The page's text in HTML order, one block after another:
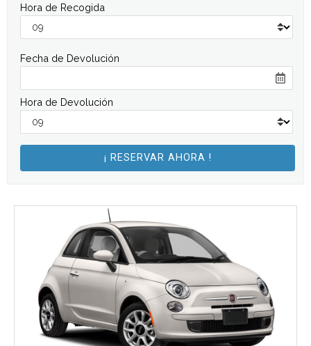
Hora de Recogida
Fecha de Devolución
Hora de Devolución